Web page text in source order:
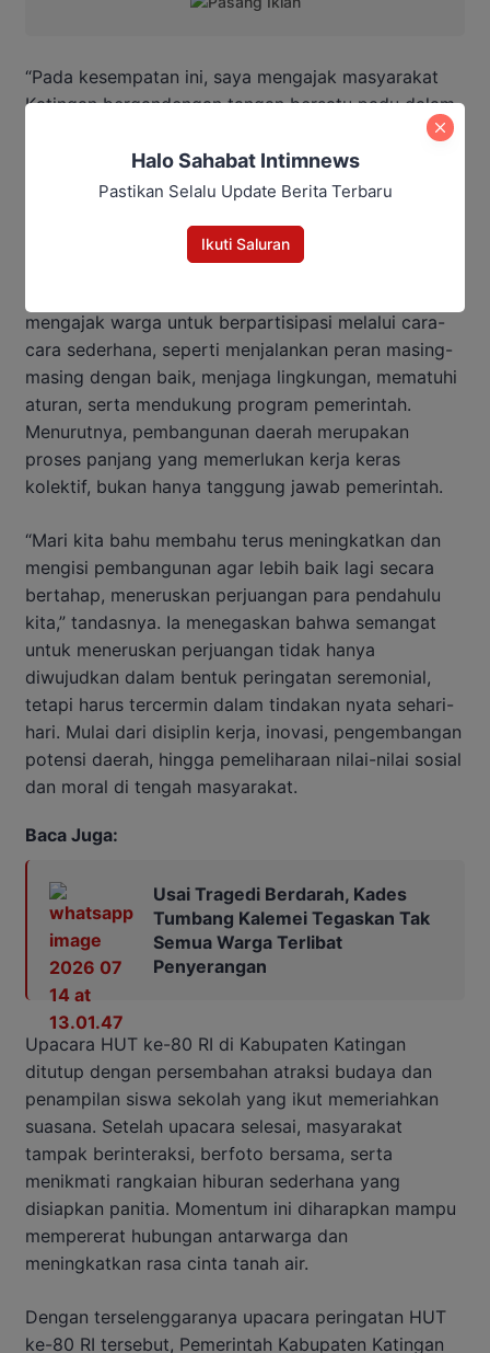
“Pada kesempatan ini, saya mengajak masyarakat
Katingan bergandengan tangan bersatu padu dalam
membangun daerah dan saling mendukung,” ujarnya.
Ia berharap masyarakat dapat mempertahankan
semangat gotong royong, saling membantu, dan
Saiful juga menekankan bahwa peran masyarakat
mengajak warga untuk berpartisipasi melalui cara-
cara sederhana, seperti menjalankan peran masing-
masing dengan baik, menjaga lingkungan, mematuhi
aturan, serta mendukung program pemerintah.
Menurutnya, pembangunan daerah merupakan
proses panjang yang memerlukan kerja keras
kolektif, bukan hanya tanggung jawab pemerintah.
“Mari kita bahu membahu terus meningkatkan dan
mengisi pembangunan agar lebih baik lagi secara
bertahap, meneruskan perjuangan para pendahulu
kita,” tandasnya. Ia menegaskan bahwa semangat
untuk meneruskan perjuangan tidak hanya
diwujudkan dalam bentuk peringatan seremonial,
tetapi harus tercermin dalam tindakan nyata sehari-
hari. Mulai dari disiplin kerja, inovasi, pengembangan
potensi daerah, hingga pemeliharaan nilai-nilai sosial
dan moral di tengah masyarakat.
Baca Juga:
Usai Tragedi Berdarah, Kades
Tumbang Kalemei Tegaskan Tak
Semua Warga Terlibat
Penyerangan
Upacara HUT ke-80 RI di Kabupaten Katingan
ditutup dengan persembahan atraksi budaya dan
penampilan siswa sekolah yang ikut memeriahkan
suasana. Setelah upacara selesai, masyarakat
tampak berinteraksi, berfoto bersama, serta
menikmati rangkaian hiburan sederhana yang
disiapkan panitia. Momentum ini diharapkan mampu
mempererat hubungan antarwarga dan
meningkatkan rasa cinta tanah air.
Dengan terselenggaranya upacara peringatan HUT
ke-80 RI tersebut, Pemerintah Kabupaten Katingan
Halo Sahabat Intimnews
Pastikan Selalu Update Berita Terbaru
Ikuti Saluran